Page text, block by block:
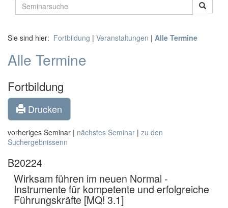
Sie sind hier: Fortbildung | Veranstaltungen | Alle Termine
Alle Termine
Fortbildung
Drucken
vorheriges Seminar | nächstes Seminar | zu den
Suchergebnissenn
B20224
Wirksam führen im neuen Normal -
Instrumente für kompetente und erfolgreiche
Führungskräfte [MQ! 3.1]